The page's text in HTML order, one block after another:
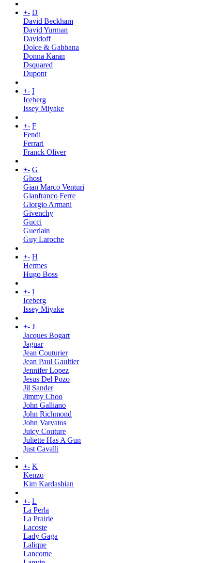
+- D
David Beckham
David Yurman
Davidoff
Dolce & Gabbana
Donna Karan
Dsquared
Dupont
+- I
Iceberg
Issey Miyake
+- F
Fendi
Ferrari
Franck Oliver
+- G
Ghost
Gian Marco Venturi
Gianfranco Ferre
Giorgio Armani
Givenchy
Gucci
Guerlain
Guy Laroche
+- H
Hermes
Hugo Boss
+- I
Iceberg
Issey Miyake
+- J
Jacques Bogart
Jaguar
Jean Couturier
Jean Paul Gaultier
Jennifer Lopez
Jesus Del Pozo
Jil Sander
Jimmy Choo
John Galliano
John Richmond
John Varvatos
Juicy Couture
Juliette Has A Gun
Just Cavalli
+- K
Kenzo
Kim Kardashian
+- L
La Perla
La Prairie
Lacoste
Lady Gaga
Lalique
Lancome